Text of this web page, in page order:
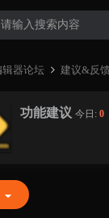
辑器论坛 建议&反
功能建议 今日:0